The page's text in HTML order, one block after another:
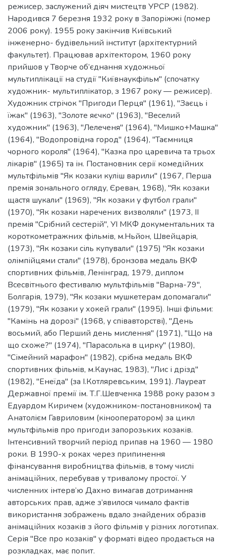
Володимир Авксентійович Дахно - художник,
режисер, заслужений діяч мистецтв УРСР (1982).
Народився 7 березня 1932 року в Запоріжжі (помер
2006 року). 1955 року закінчив Київський
інженерно- будівельний інститут (архітектурний
факультет). Працював архітектором, 1960 року
прийшов у Творче об’єднання художньої
мультиплікації на студії "Київнаукфільм" (спочатку
художник- мультиплікатор, з 1967 року — режисер).
Художник стрічок "Пригоди Перця" (1961), "Заєць і
їжак" (1963), "Золоте яєчко" (1963), "Веселий
художник" (1963), "Лелеченя" (1964), "Мишко+Машка"
(1964), "Водопровідна город" (1964), "Таємниця
чорного короля" (1964), "Казка про царевича та трьох
лікарів" (1965) та ін. Постановник серії комедійних
мультфільмів "Як козаки куліш варили" (1967, Перша
премія зонального огляду, Єреван, 1968), "Як козаки
щастя шукали" (1969), "Як козаки у футбол грали"
(1970), "Як козаки наречених визволяли" (1973, II
премія "Срібний сестерій", УІ МКФ документальних та
короткометражних фільмів, м.Ньйон, Швейцарія,
(1973), "Як козаки сіль купували" (1975) "Як козаки
олімпійцями стали" (1978), бронзова медаль ВКФ
спортивних фільмів, Ленінград, 1979, диплом
Всесвітнього фестивалю мультфільмів "Варна-79",
Болгарія, 1979), "Як козаки мушкетерам допомагали"
(1979), "Як козаки у хокей грали" (1995). Інші фільми:
"Камінь на дорозі" (1968, у співавторстві), "День
восьмий, або Перший день мислення" (1971), "Що на
що схоже?" (1974), "Парасолька в цирку" (1980),
"Сімейний марафон" (1982), срібна медаль ВКФ
спортивних фільмів, м.Каунас, 1983), "Лис і дрізд"
(1982), "Енеїда" (за І.Котляревським, 1991). Лауреат
Державної премії ім. Т.Г.Шевченка 1988 року разом з
Едуардом Киричем (художником-постановником) та
Анатолієм Гавриловим (кінооператором) за цикл
мультфільмів про пригоди запорозьких козаків.
Інтенсивний творчий період припав на 1960 — 1980
роки. В 1990-х роках через припинення
фінансування виробництва фільмів, в тому числі
анімаційних, перебував у тривалому простої. У
численних інтерв’ю Дахно вимагав дотримання
авторських прав, адже з’явилося чимало фактів
використання зображень вдало знайдених образів
анімаційних козаків з його фільмів у різних логотипах.
Серія "Все про козаків" у форматі відео продається на